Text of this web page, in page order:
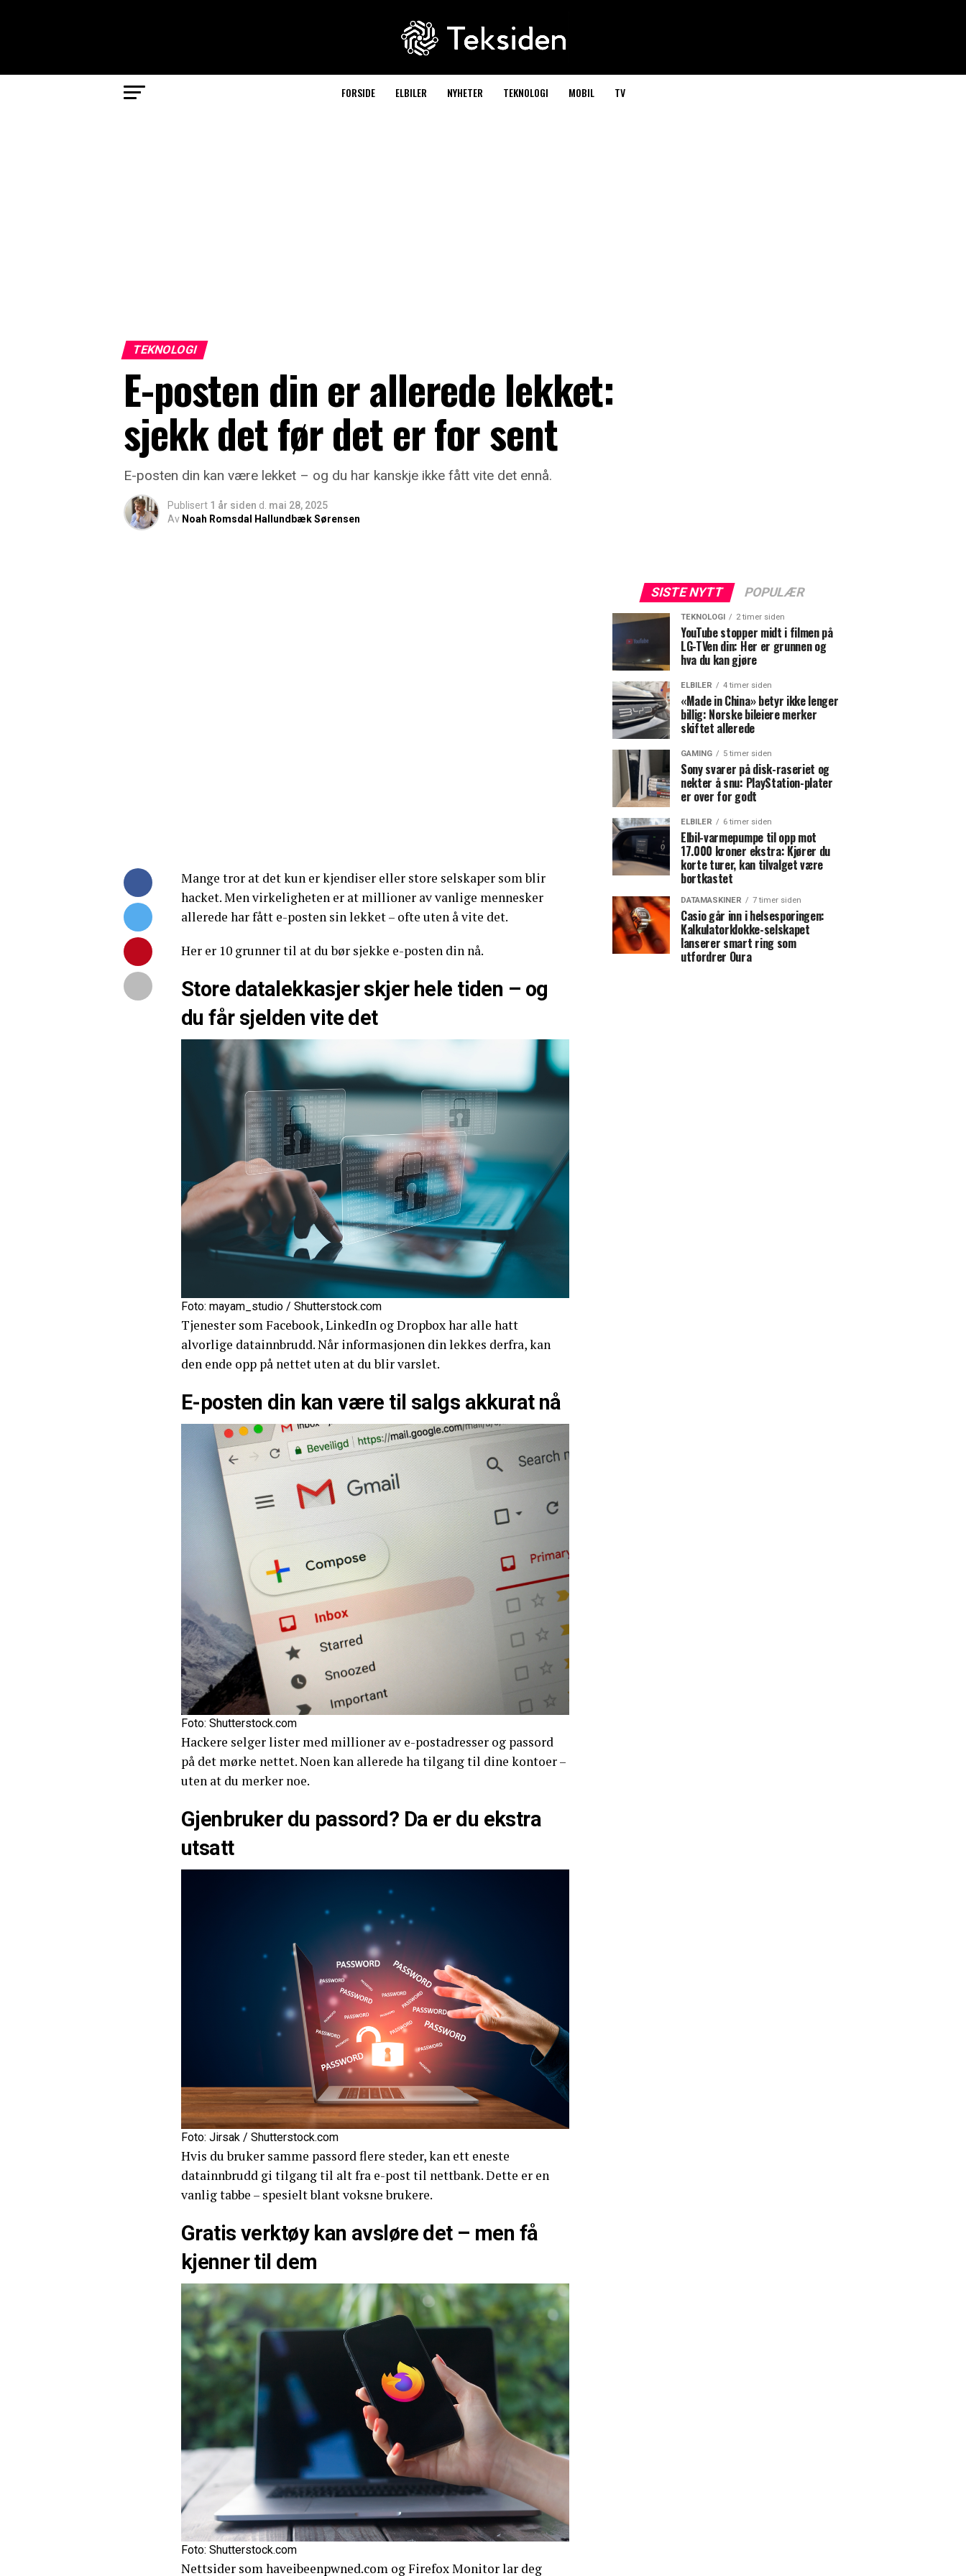
FORSIDE ELBILER NYHETER TEKNOLOGI MOBIL TV
TEKNOLOGI
E-posten din er allerede lekket:
sjekk det før det er for sent
E-posten din kan være lekket – og du har kanskje ikke fått vite det ennå.
Publisert 1 år siden d. mai 28, 2025
Av Noah Romsdal Hallundbæk Sørensen
Mange tror at det kun er kjendiser eller store selskaper som blir
hacket. Men virkeligheten er at millioner av vanlige mennesker
allerede har fått e-posten sin lekket – ofte uten å vite det.
Her er 10 grunner til at du bør sjekke e-posten din nå.
Store datalekkasjer skjer hele tiden – og
du får sjelden vite det
Foto: mayam_studio / Shutterstock.com
Tjenester som Facebook, LinkedIn og Dropbox har alle hatt
alvorlige datainnbrudd. Når informasjonen din lekkes derfra, kan
den ende opp på nettet uten at du blir varslet.
E-posten din kan være til salgs akkurat nå
Foto: Shutterstock.com
Hackere selger lister med millioner av e-postadresser og passord
på det mørke nettet. Noen kan allerede ha tilgang til dine kontoer –
uten at du merker noe.
Gjenbruker du passord? Da er du ekstra
utsatt
Foto: Jirsak / Shutterstock.com
Hvis du bruker samme passord flere steder, kan ett eneste
datainnbrudd gi tilgang til alt fra e-post til nettbank. Dette er en
vanlig tabbe – spesielt blant voksne brukere.
Gratis verktøy kan avsløre det – men få
kjenner til dem
Foto: Shutterstock.com
Nettsider som haveibeenpwned.com og Firefox Monitor lar deg
SISTE NYTT POPULÆR
TEKNOLOGI 2 timer siden
YouTube stopper midt i filmen på
LG-TVen din: Her er grunnen og
hva du kan gjøre
ELBILER 4 timer siden
«Made in China» betyr ikke lenger
billig: Norske bileiere merker
skiftet allerede
GAMING 5 timer siden
Sony svarer på disk-raseriet og
nekter å snu: PlayStation-plater
er over for godt
ELBILER 6 timer siden
Elbil-varmepumpe til opp mot
17.000 kroner ekstra: Kjører du
korte turer, kan tilvalget være
bortkastet
DATAMASKINER 7 timer siden
Casio går inn i helsesporingen:
Kalkulatorklokke-selskapet
lanserer smart ring som
utfordrer Oura